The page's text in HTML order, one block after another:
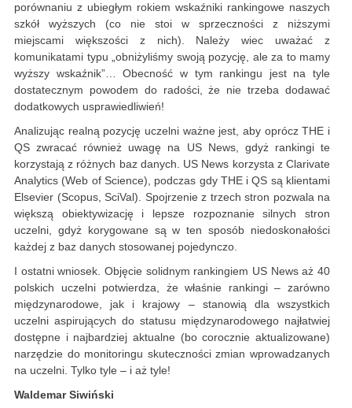
porównaniu z ubiegłym rokiem wskaźniki rankingowe naszych
szkół wyższych (co nie stoi w sprzeczności z niższymi
miejscami większości z nich). Należy wiec uważać z
komunikatami typu „obniżyliśmy swoją pozycję, ale za to mamy
wyższy wskaźnik”… Obecność w tym rankingu jest na tyle
dostatecznym powodem do radości, że nie trzeba dodawać
dodatkowych usprawiedliwień!
Analizując realną pozycję uczelni ważne jest, aby oprócz THE i
QS zwracać również uwagę na US News, gdyż rankingi te
korzystają z różnych baz danych. US News korzysta z Clarivate
Analytics (Web of Science), podczas gdy THE i QS są klientami
Elsevier (Scopus, SciVal). Spojrzenie z trzech stron pozwala na
większą obiektywizację i lepsze rozpoznanie silnych stron
uczelni, gdyż korygowane są w ten sposób niedoskonałości
każdej z baz danych stosowanej pojedynczo.
I ostatni wniosek. Objęcie solidnym rankingiem US News aż 40
polskich uczelni potwierdza, że właśnie rankingi – zarówno
międzynarodowe, jak i krajowy – stanowią dla wszystkich
uczelni aspirujących do statusu międzynarodowego najłatwiej
dostępne i najbardziej aktualne (bo corocznie aktualizowane)
narzędzie do monitoringu skuteczności zmian wprowadzanych
na uczelni. Tylko tyle – i aż tyle!
Waldemar Siwiński